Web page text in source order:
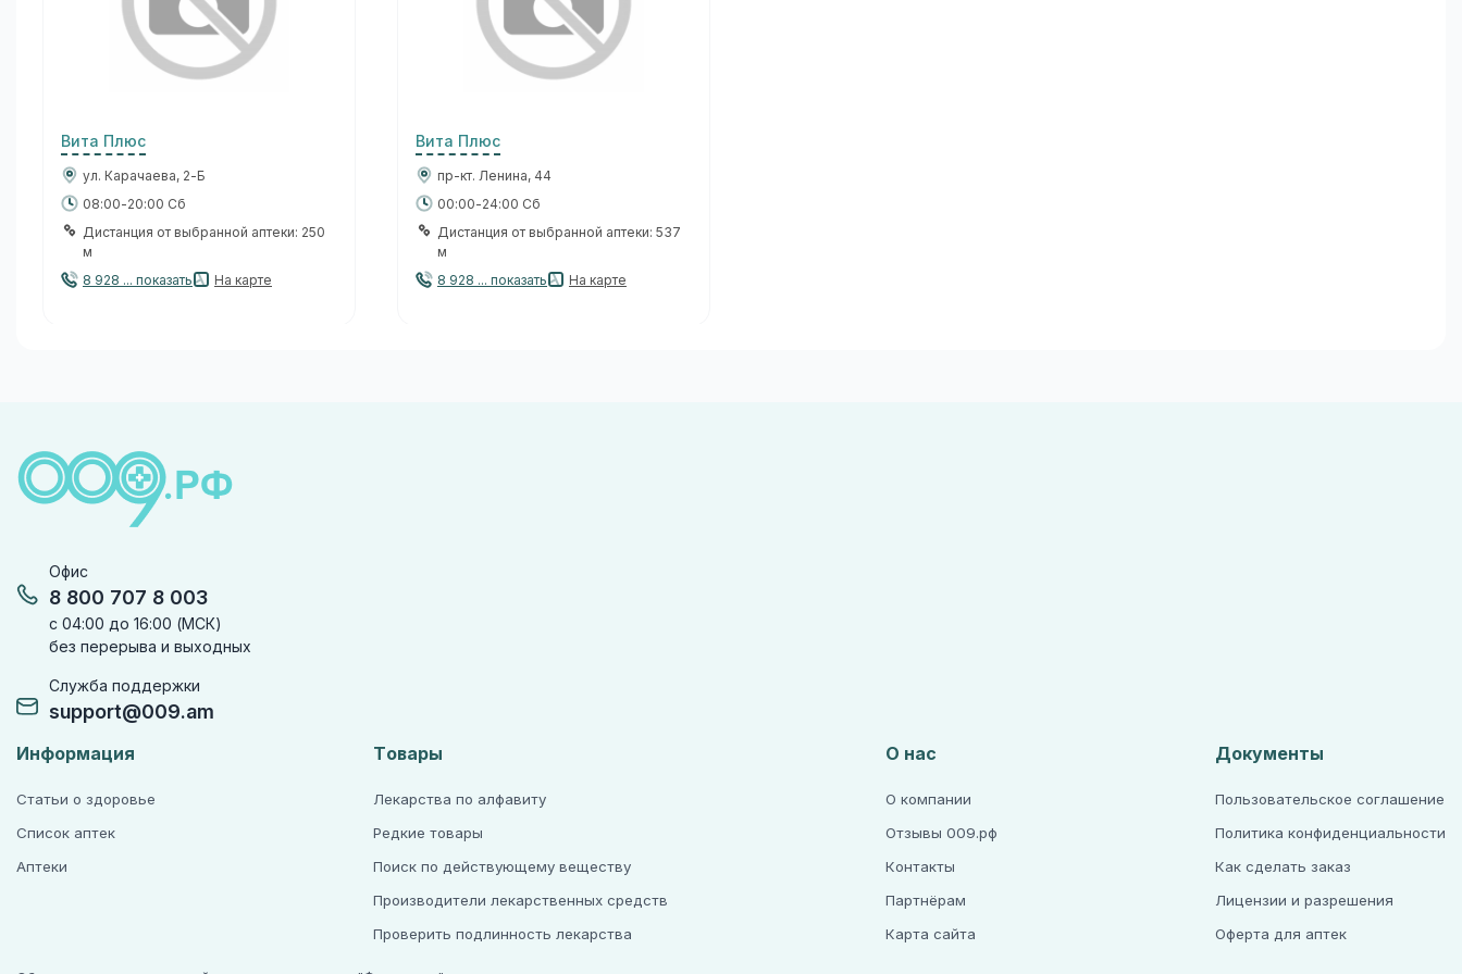
Вита Плюс
ул. Карачаева, 2-Б
08:00-20:00 Сб
Дистанция от выбранной аптеки: 250
м
8 928 ... показать
На карте
Вита Плюс
пр-кт. Ленина, 44
00:00-24:00 Сб
Дистанция от выбранной аптеки: 537
м
8 928 ... показать
На карте
Офис
8 800 707 8 003
с 04:00 до 16:00 (МСК)
без перерыва и выходных
Служба поддержки
support@009.am
Информация
Статьи о здоровье
Список аптек
Аптеки
Товары
Лекарства по алфавиту
Редкие товары
Поиск по действующему веществу
Производители лекарственных средств
Проверить подлинность лекарства
О нас
О компании
Отзывы 009.рф
Контакты
Партнёрам
Карта сайта
Документы
Пользовательское соглашение
Политика конфиденциальности
Как сделать заказ
Лицензии и разрешения
Оферта для аптек